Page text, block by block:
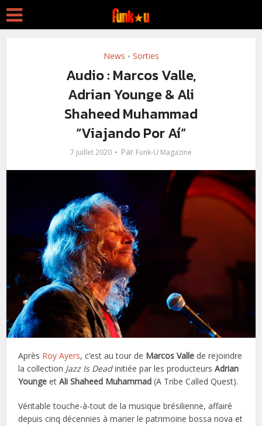
News • Sorties
Audio : Marcos Valle,
Adrian Younge & Ali
Shaheed Muhammad
“Viajando Por Aí”
7 juillet 2020 Par Funk-U Magazine
Après Roy Ayers, c’est au tour de Marcos Valle de rejoindre
la collection Jazz Is Deadinitiée par les producteurs Adrian
Younge etAli Shaheed Muhammad (A Tribe Called Quest).
Véritable touche-à-tout de la musique brésilienne, affairé
depuis cinq décennies à marier le patrimoine bossa nova et